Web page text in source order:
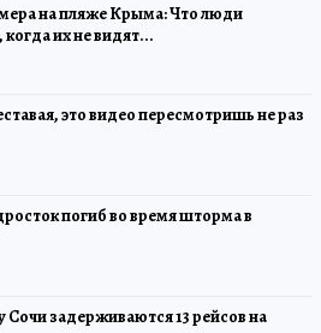
на пляже Крыма: Что люди
их не видят...
это видео пересмотришь не раз
погиб во время шторма в
Сочи задерживаются 13 рейсов на